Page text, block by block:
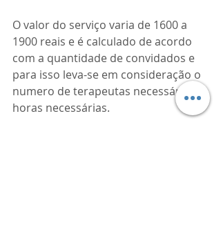
O valor do serviço varia de 1600 a
1900 reais e é calculado de acordo
com a quantidade de convidados e
para isso leva-se em consideração o
numero de terapeutas necessários e
horas necessárias.